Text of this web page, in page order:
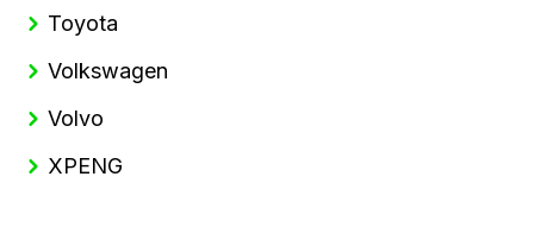
Toyota
Volkswagen
Volvo
XPENG